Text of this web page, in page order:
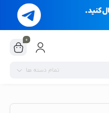
0
تمام دسته ها